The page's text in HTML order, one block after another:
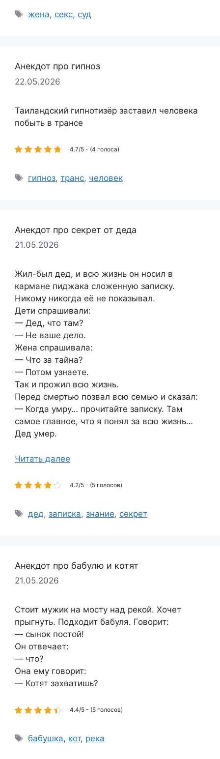
Метки
жена, секс, суд
Анекдот про гипноз
22.05.2026
Таиландский гипнотизёр заставил человека
побыть в трансе
4.7/5 - (4 голоса)
Метки
гипноз,транс, человек
Анекдот про секрет от деда
21.05.2026
Жил-был дед, и всю жизнь он носил в
кармане пиджака сложенную записку.
Никому никогда её не показывал.
Дети спрашивали:
— Дед, что там?
— Не ваше дело.
Жена спрашивала:
— Что за тайна?
— Потом узнаете.
Так и прожил всю жизнь.
Перед смертью позвал всю семью и сказал:
— Когда умру… прочитайте записку. Там
самое главное, что я понял за всю жизнь…
Дед умер.
Читать далее
4.2/5 - (5 голосов)
Метки
дед, записка, знание, секрет
Анекдот про бабулю и котят
21.05.2026
Стоит мужик на мосту над рекой. Хочет
прыгнуть. Подходит бабуля. Говорит:
— сынок постой!
Он отвечает:
— что?
Она ему говорит:
— Котят захватишь?
4.4/5 - (5 голосов)
Метки
бабушка, кот, река